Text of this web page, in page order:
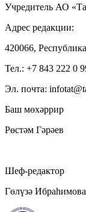
Учредитель АО
Адрес редакции:
420066,
Тел.: +7 843 222 0
Эл. почта:
Баш мөхәррир
Рөстәм Гәрәев
Шеф-редактор
Гөлүзә Ибраһимова